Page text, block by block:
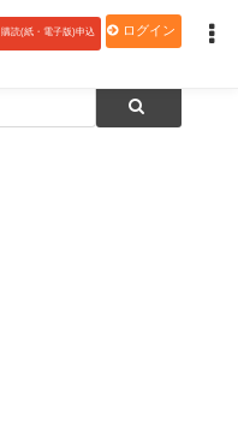
購読(紙・電子版)申込 ログイン